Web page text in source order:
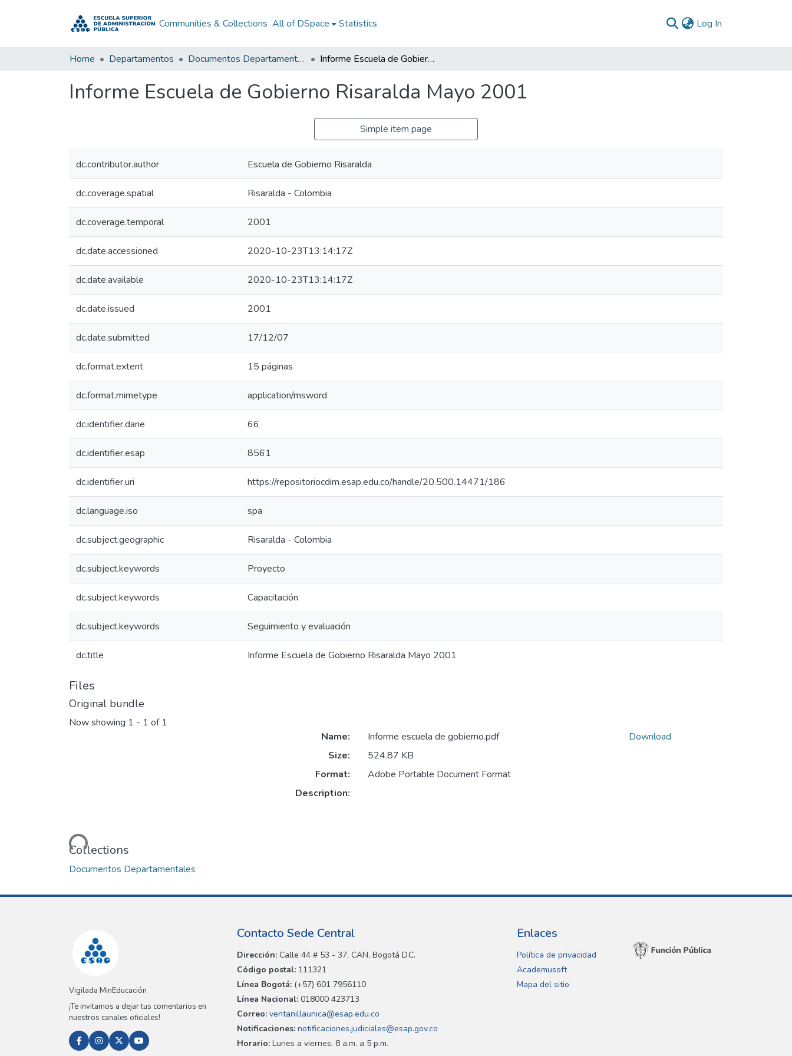
Communities & Collections All of DSpace Statistics Log In
Home Departamentos Documentos Departamentales Informe Escuela de Gobierno Risaralda Mayo 2001
Informe Escuela de Gobierno Risaralda Mayo 2001
Simple item page
dc.contributor.author Escuela de Gobierno Risaralda
dc.coverage.spatial Risaralda - Colombia
dc.coverage.temporal 2001
dc.date.accessioned 2020-10-23T13:14:17Z
dc.date.available 2020-10-23T13:14:17Z
dc.date.issued 2001
dc.date.submitted 17/12/07
dc.format.extent 15 páginas
dc.format.mimetype application/msword
dc.identifier.dane 66
dc.identifier.esap 8561
dc.identifier.uri https://repositoriocdim.esap.edu.co/handle/20.500.14471/186
dc.language.iso spa
dc.subject.geographic Risaralda - Colombia
dc.subject.keywords Proyecto
dc.subject.keywords Capacitación
dc.subject.keywords Seguimiento y evaluación
dc.title Informe Escuela de Gobierno Risaralda Mayo 2001
Files
Original bundle
Now showing 1 - 1 of 1
Loading...
Name:
Informe escuela de gobierno.pdf
Size:
524.87 KB
Format:
Adobe Portable Document Format
Description:
Download
Collections
Documentos Departamentales
Vigilada MinEducación
¡Te invitamos a dejar tus comentarios en
nuestros canales oficiales!
Contacto Sede Central
Dirección: Calle 44 # 53 - 37, CAN, Bogotá D.C.
Código postal: 111321
Línea Bogotá: (+57) 601 7956110
Línea Nacional: 018000 423713
Correo: ventanillaunica@esap.edu.co
Notificaciones: notificaciones.judiciales@esap.gov.co
Horario: Lunes a viernes, 8 a.m. a 5 p.m.
Enlaces
Política de privacidad
Academusoft
Mapa del sitio